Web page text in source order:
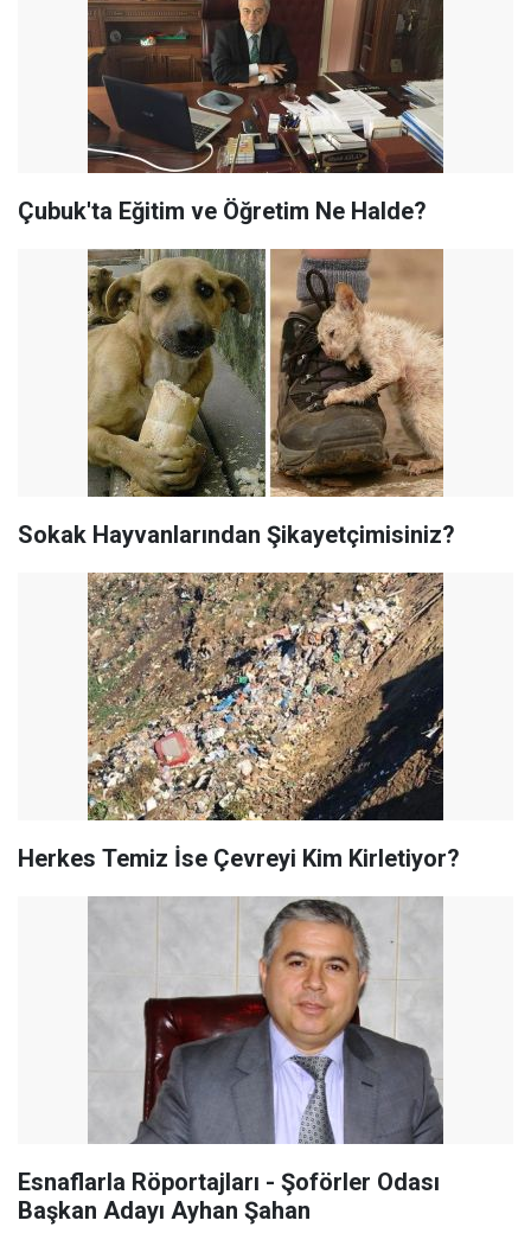
Çubuk'ta Eğitim ve Öğretim Ne Halde?
Sokak Hayvanlarından Şikayetçimisiniz?
Herkes Temiz İse Çevreyi Kim Kirletiyor?
Esnaflarla Röportajları - Şoförler Odası
Başkan Adayı Ayhan Şahan